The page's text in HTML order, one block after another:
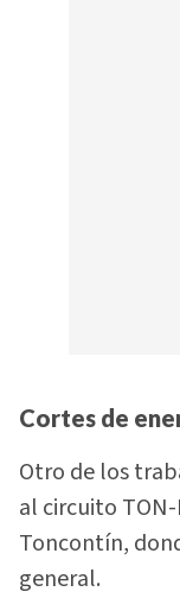
Cortes de
Otro de los
al circuito
Toncontín,
general.